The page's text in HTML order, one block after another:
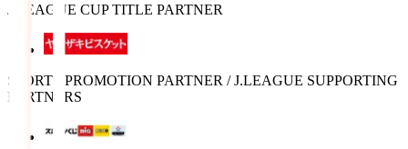
J.LEAGUE CUP TITLE PARTNER
SPORTS PROMOTION PARTNER / J.LEAGUE SUPPORTING
PARTNERS